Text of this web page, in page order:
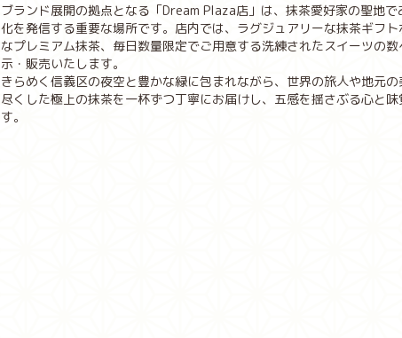
ブランド展開の拠点となる「Dream Plaza店」は、抹茶愛好家の聖地
化を発信する重要な場所です。店内では、ラグジュアリーな抹茶ギフ
なプレミアム抹茶、毎日数量限定でご用意する洗練されたスイーツの
示・販売いたします。
きらめく信義区の夜空と豊かな緑に包まれながら、世界の旅人や地元
尽くした極上の抹茶を一杯ずつ丁寧にお届けし、五感を揺さぶる心と
す。